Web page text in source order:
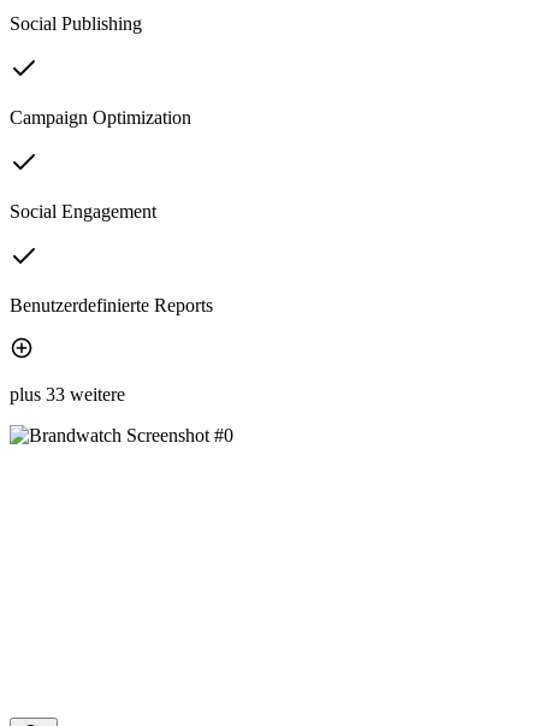
Social Publishing
Campaign Optimization
Social Engagement
Benutzerdefinierte Reports
plus 33 weitere